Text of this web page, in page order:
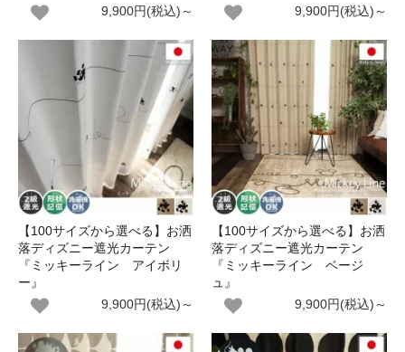
9,900円(税込)～
9,900円(税込)～
【100サイズから選べる】お洒
落ディズニー遮光カーテン
『ミッキーライン アイボリ
ー』
9,900円(税込)～
【100サイズから選べる】お洒
落ディズニー遮光カーテン
『ミッキーライン ベージ
ュ』
9,900円(税込)～